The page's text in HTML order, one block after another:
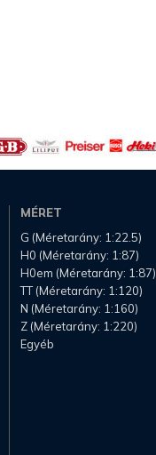
MÉRET
G (Méretarány: 1:22.5)
H0 (Méretarány: 1:87)
H0em (Méretarány: 1:87)
TT (Méretarány: 1:120)
N (Méretarány: 1:160)
Z (Méretarány: 1:220)
Egyéb